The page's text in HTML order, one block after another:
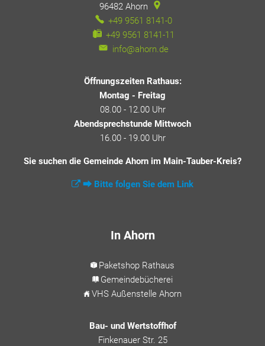
96482 Ahorn
+49 9561 8141-0
+49 9561 8141-11
info@ahorn.de
Öffnungszeiten Rathaus:
Montag - Freitag
08.00 - 12.00 Uhr
Abendsprechstunde Mittwoch
16.00 - 19.00 Uhr
Sie suchen die Gemeinde Ahorn im Main-Tauber-Kreis?
⮕ Bitte folgen Sie dem Link
In Ahorn
Paketshop Rathaus
Gemeindebücherei
VHS Außenstelle Ahorn
Bau- und Wertstoffhof
Finkenauer Str. 25